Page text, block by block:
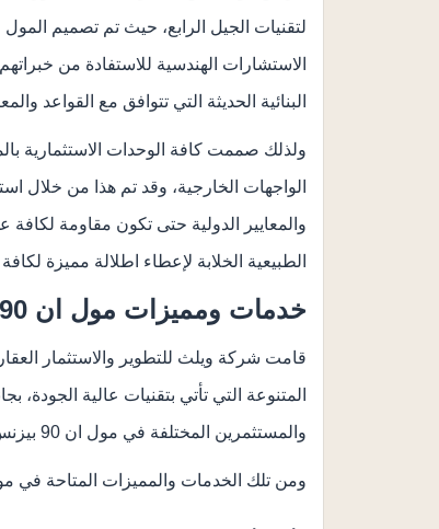
لتقنيات الجيل الرابع، حيث تم تصميم
الاستشارات الهندسية للاستفادة من
البنائية الحديثة التي تتوافق مع القواعد
ولذلك صممت كافة الوحدات الاستثمارية
الواجهات الخارجية، وقد تم هذا من خلال
والمعايير الدولية حتى تكون مقاومة لكافة
الطبيعية الخلابة لإعطاء اطلالة مميزة لكافة وحدات مول ان 90 بيزنس
خدمات ومميزات مول ان 90 بيزنس كومبلكس القاهرة الجديدة
قامت شركة ويلث للتطوير والاستثمار
المتنوعة التي تأتي بتقنيات عالية الجودة،
والمستثمرين المختلفة في مول ان 90 بيزنس كومبلكس القاهرة الجديدة.
ومن تلك الخدمات والمميزات المتاحة في مول ان 90 بيزنس